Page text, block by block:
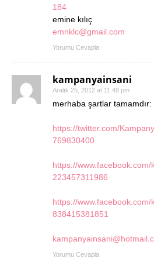
184
emine kılıç
emnklc@gmail.com
Yorumu Cevapla
kampanyainsani
Aralık 25, 2012 at 11:48 pm
merhaba şartlar tamamdır:
https://twitter.com/
769830400
https://
223457311986
https://
838415381851
Yorumu Cevapla